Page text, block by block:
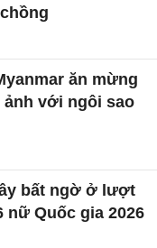
ăn mừng
ảnh với ngôi sao
bất ngờ ở lượt
nữ Quốc gia 2026